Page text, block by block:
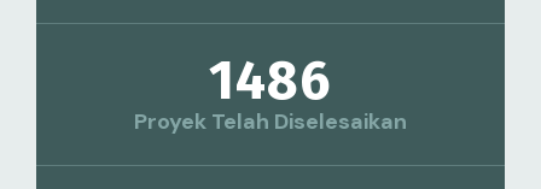
1486
Proyek Telah Diselesaikan